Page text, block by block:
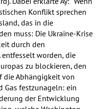
Konflikt sprechen
das in die
muss: Die Ukraine-Krise
durch den
entfesselt worden, die
zu blockieren, den
Abhängigkeit von
Gas festzunageln: ein
der Entwicklung